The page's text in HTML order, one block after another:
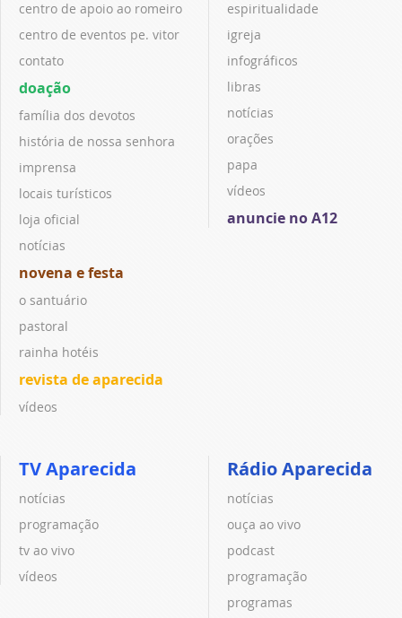
centro de apoio ao romeiro
centro de eventos pe. vitor
contato
doação
família dos devotos
história de nossa senhora
imprensa
locais turísticos
loja oficial
notícias
novena e festa
o santuário
pastoral
rainha hotéis
revista de aparecida
vídeos
espiritualidade
igreja
infográficos
libras
notícias
orações
papa
vídeos
anuncie no A12
TV Aparecida
notícias
programação
tv ao vivo
vídeos
Rádio Aparecida
notícias
ouça ao vivo
podcast
programação
programas